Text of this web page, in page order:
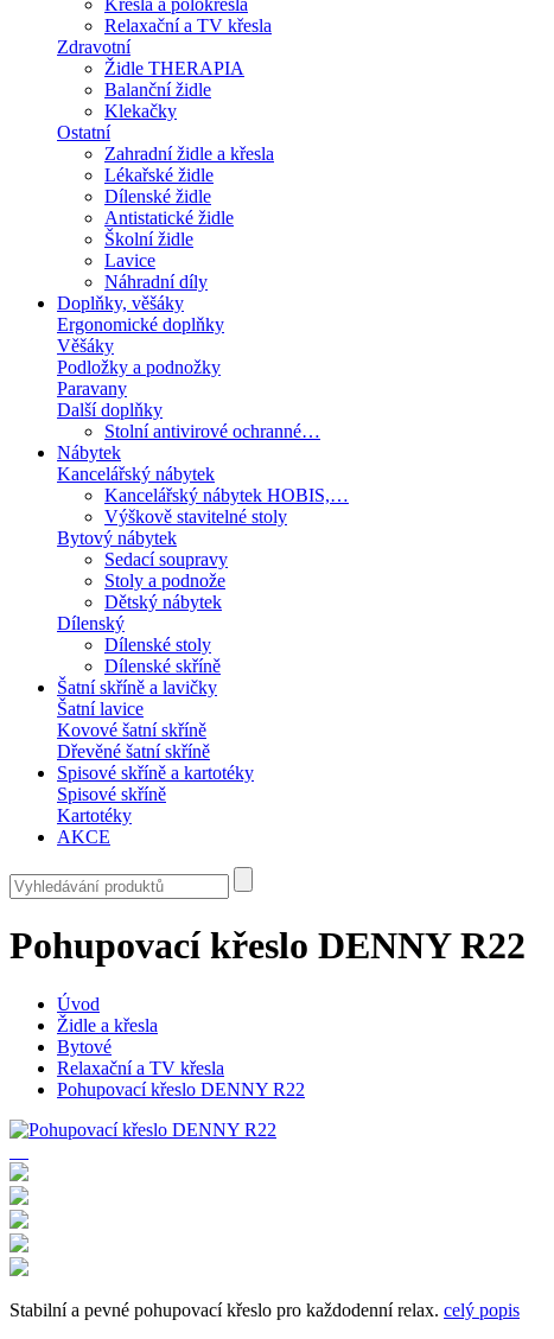
Křesla a polokřesla
Relaxační a TV křesla
Zdravotní
Židle THERAPIA
Balanční židle
Klekačky
Ostatní
Zahradní židle a křesla
Lékařské židle
Dílenské židle
Antistatické židle
Školní židle
Lavice
Náhradní díly
Doplňky, věšáky
Ergonomické doplňky
Věšáky
Podložky a podnožky
Paravany
Další doplňky
Stolní antivirové ochranné…
Nábytek
Kancelářský nábytek
Kancelářský nábytek HOBIS,…
Výškově stavitelné stoly
Bytový nábytek
Sedací soupravy
Stoly a podnože
Dětský nábytek
Dílenský
Dílenské stoly
Dílenské skříně
Šatní skříně a lavičky
Šatní lavice
Kovové šatní skříně
Dřevěné šatní skříně
Spisové skříně a kartotéky
Spisové skříně
Kartotéky
AKCE
Pohupovací křeslo DENNY R22
Úvod
Židle a křesla
Bytové
Relaxační a TV křesla
Pohupovací křeslo DENNY R22
Stabilní a pevné pohupovací křeslo pro každodenní relax. celý popis